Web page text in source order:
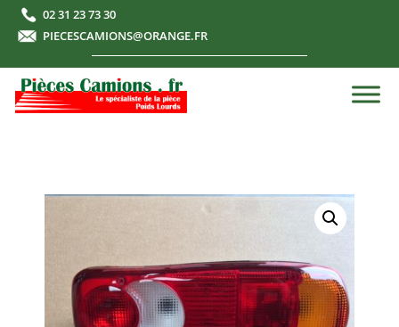
02 31 23 73 30
PIECESCAMIONS@ORANGE.FR